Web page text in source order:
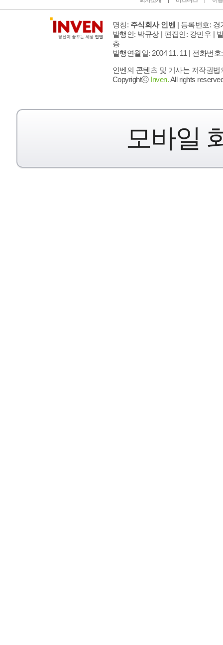
명칭: 주식회사 인벤 | 등록번호: 경
발행인: 박규상 | 편집인: 강민우 |
층
발행연월일: 2004 11. 11 | 전화번호
인벤의 콘텐츠 및 기사는 저작권
Copyrightⓒ Inven.All rights
모바일